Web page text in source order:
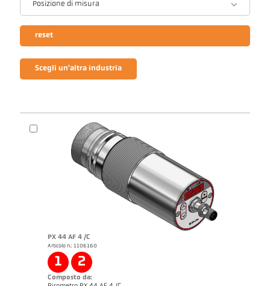
Posizione di misura
reset
Scegli un'altra industria
PX 44 AF 4 /C
Articolo n.: 1106160
1 2
Composto da: